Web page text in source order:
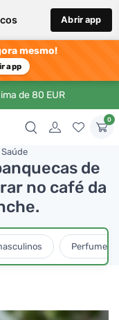
Abrir app
mesmo!
app
de 80 EUR
0
Saúde
de
no café da
Perfumes